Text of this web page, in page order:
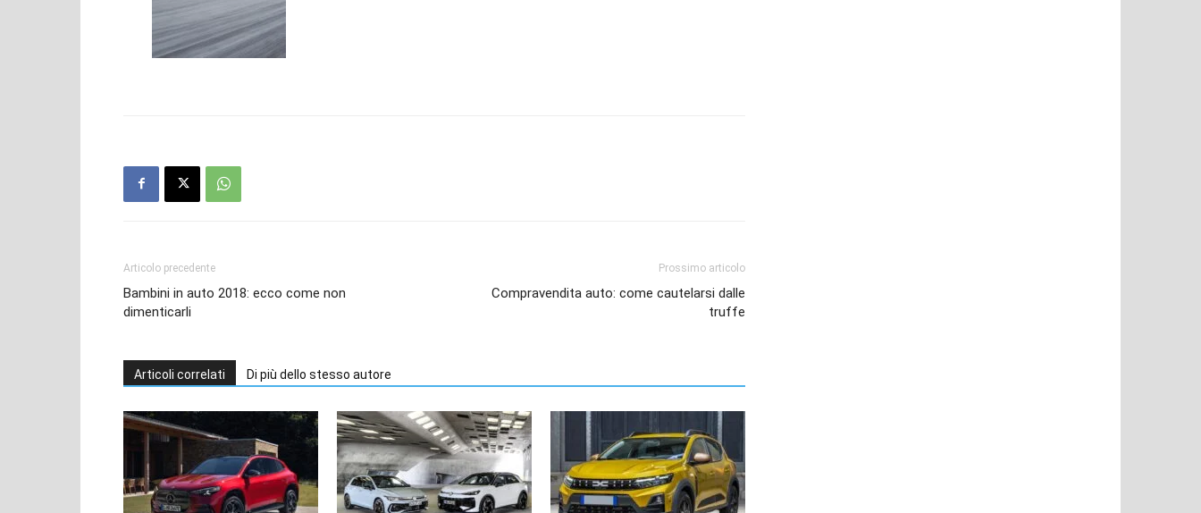
Articolo precedente
Bambini in auto 2018: ecco come non
dimenticarli
Prossimo articolo
Compravendita auto: come cautelarsi dalle
truffe
Articoli correlati Di più dello stesso autore